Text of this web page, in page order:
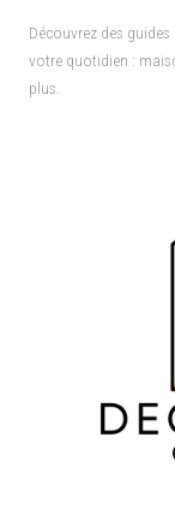
Découvrez des
votre quotidien :
plus.